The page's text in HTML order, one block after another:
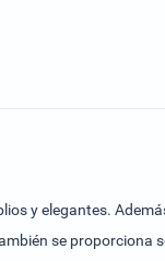
y elegantes.
se proporciona